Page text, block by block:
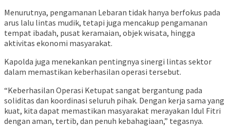
Menurutnya, pengamanan Lebaran tidak hanya berfokus pada
arus lalu lintas mudik, tetapi juga mencakup pengamanan
tempat ibadah, pusat keramaian, objek wisata, hingga
aktivitas ekonomi masyarakat.
Kapolda juga menekankan pentingnya sinergi lintas sektor
dalam memastikan keberhasilan operasi tersebut.
“Keberhasilan Operasi Ketupat sangat bergantung pada
soliditas dan koordinasi seluruh pihak. Dengan kerja sama yang
kuat, kita dapat memastikan masyarakat merayakan Idul Fitri
dengan aman, tertib, dan penuh kebahagiaan,” tegasnya.